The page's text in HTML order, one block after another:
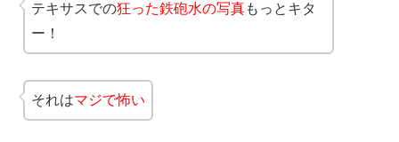
テキサスでの狂った鉄砲水の写真もっとキタ
ー！
それはマジで怖い